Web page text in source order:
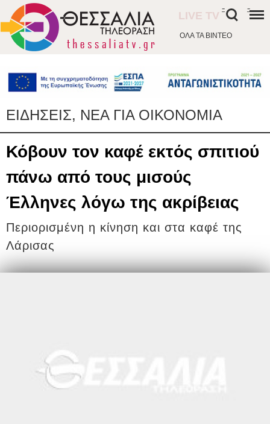
ΟΛΑ ΤΑ ΒΙΝΤΕΟ
LIVE TV
- -
ΕΙΔΗΣΕΙΣ, ΝΕΑ ΓΙΑ ΟΙΚΟΝΟΜΙΑ
Κόβουν τον καφέ εκτός σπιτιού
πάνω από τους μισούς
Έλληνες λόγω της ακρίβειας
Περιορισμένη η κίνηση και στα καφέ της
Λάρισας